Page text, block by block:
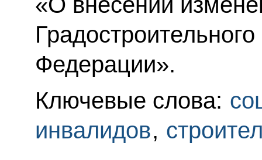
Федерации».
Ключевые слова:
инвалидов,